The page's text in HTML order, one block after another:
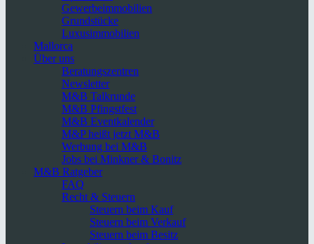
Gewerbeimmobilien
Grundstücke
Luxusimmobilien
Mallorca
Über uns
Beratungszentren
Newsletter
M&B Talkrunde
M&B Pfingstfest
M&B Eventkalender
M&P heißt jetzt M&B
Werbung bei M&B
Jobs bei Minkner & Bonitz
M&B Ratgeber
FAQ
Recht & Steuern
Steuern beim Kauf
Steuern beim Verkauf
Steuern beim Besitz